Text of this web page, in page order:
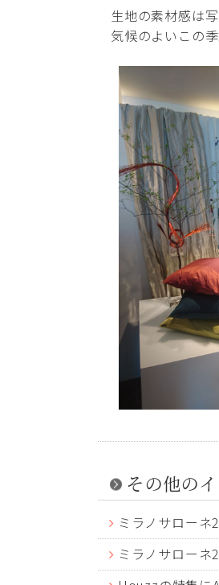
生地の素材感は
気候のよいこの
その他の
ミラノサローネ
ミラノサローネ